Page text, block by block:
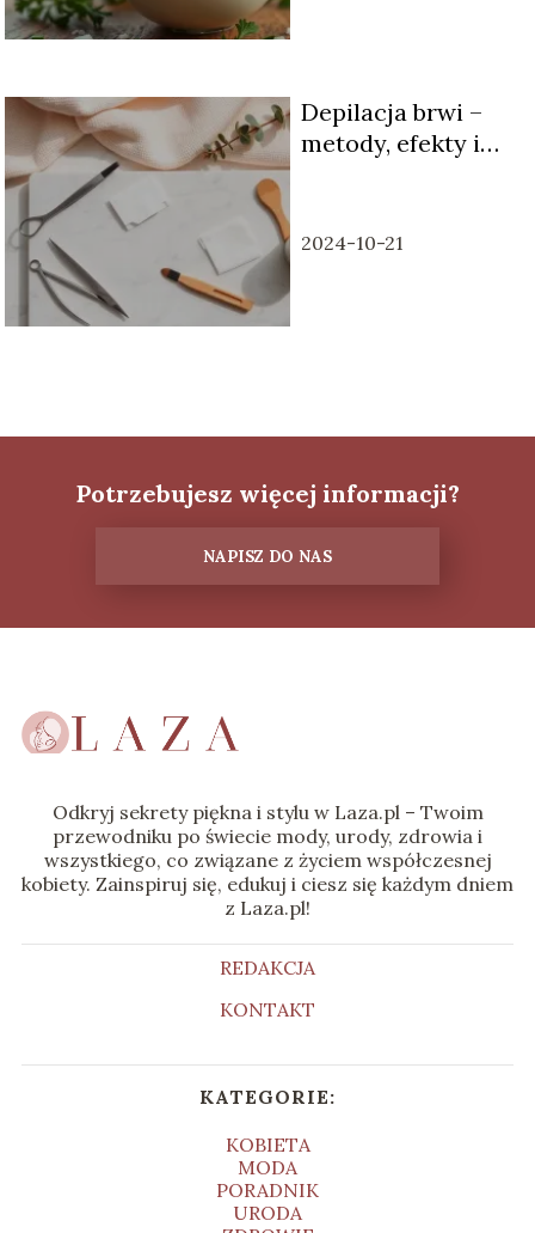
Depilacja brwi –
metody, efekty i
2024-10-21
Potrzebujesz więcej informacji?
NAPISZ DO NAS
Odkryj sekrety piękna i stylu w Laza.pl – Twoim
przewodniku po świecie mody, urody, zdrowia i
wszystkiego, co związane z życiem współczesnej
kobiety. Zainspiruj się, edukuj i ciesz się każdym dniem
z Laza.pl!
REDAKCJA
KONTAKT
KATEGORIE:
KOBIETA
MODA
PORADNIK
URODA